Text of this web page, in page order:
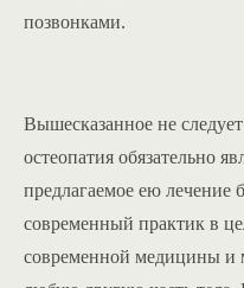
позвонками.
Вышесказанное не
остеопатия обязательно
предлагаемое ею лечение
современный практик в
современной медицины и